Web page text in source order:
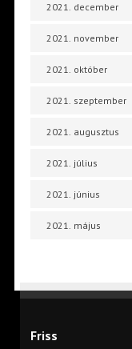
2021. december
2021. november
2021. október
2021. szeptember
2021. augusztus
2021. július
2021. június
2021. május
Friss